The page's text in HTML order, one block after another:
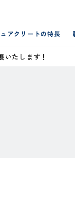
ュアクリートの特長
たします！